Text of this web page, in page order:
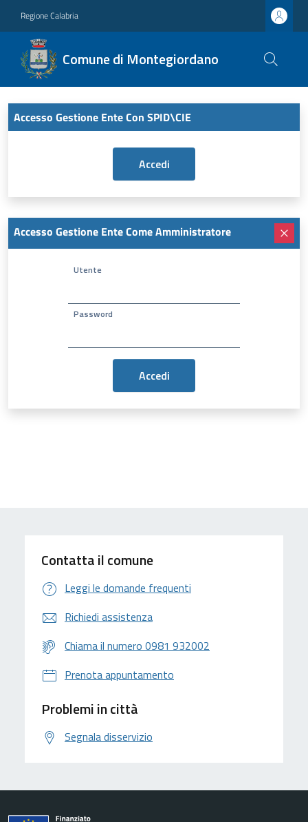
Regione Calabria
Comune di Montegiordano
Accesso Gestione Ente Con SPID\CIE
Accesso Gestione Ente Come Amministratore
Utente
Password
Contatta il comune
Leggi le domande frequenti
Richiedi assistenza
Chiama il numero 0981 932002
Prenota appuntamento
Problemi in città
Segnala disservizio